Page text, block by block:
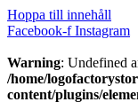
Hoppa till innehåll
Facebook-f Instagram
Warning: Undefined
/home/
content/plugins/